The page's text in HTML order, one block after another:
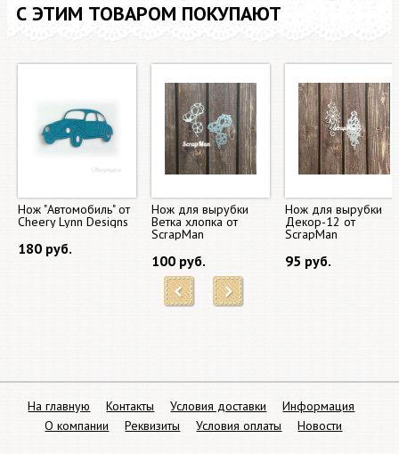
С ЭТИМ ТОВАРОМ ПОКУПАЮТ
Нож "Автомобиль" от
Cheery Lynn Designs
180 руб.
Нож для вырубки
Ветка хлопка от
ScrapMan
100 руб.
Нож для вырубки
Декор-12 от
ScrapMan
95 руб.
На главную Контакты Условия доставки
Информация
О компании
Реквизиты Условия оплаты Новости